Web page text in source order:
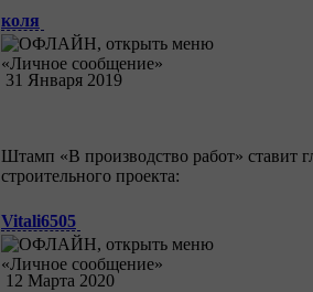
коля
31 Января 2019
Штамп «В производство работ» ставит
строительного проекта:
Vitali6505
12 Марта 2020